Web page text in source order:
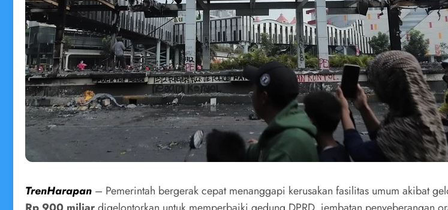
TrenHarapan – Pemerintah bergerak cepat menanggapi kerusakan fasilitas umum akibat